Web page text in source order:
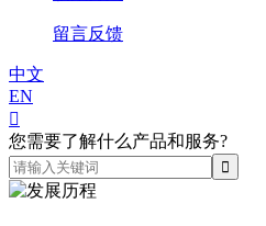
留言反馈
中文
EN

您需要了解什么产品和服务?